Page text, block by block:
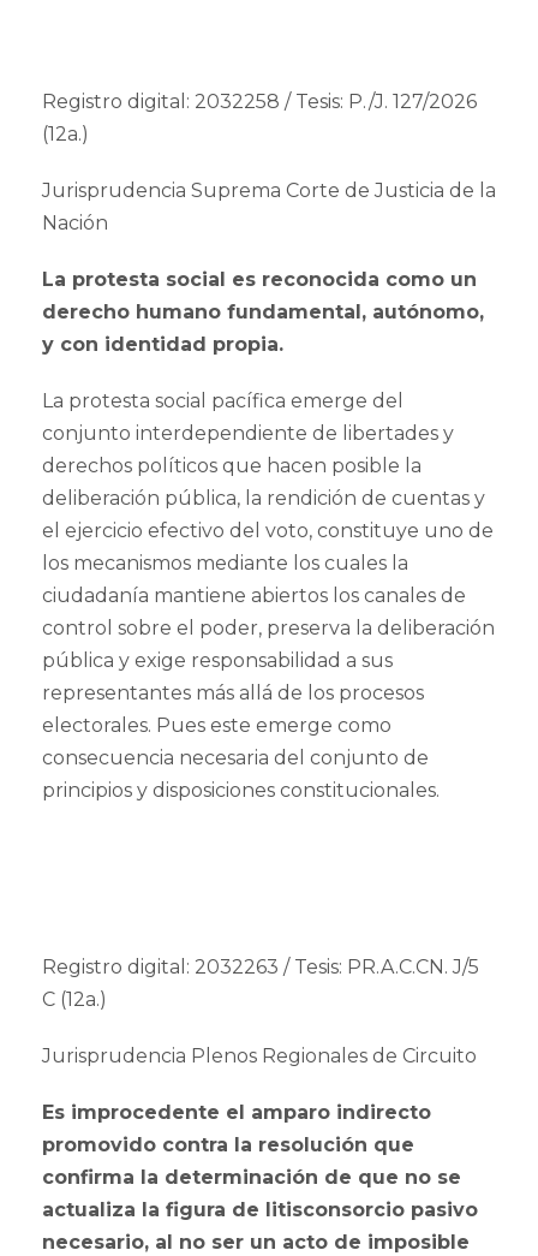
Registro digital: 2032258 / Tesis: P./J. 127/2026
(12a.)
Jurisprudencia Suprema Corte de Justicia de la
Nación
La protesta social es reconocida como un
derecho humano fundamental, autónomo,
y con identidad propia.
La protesta social pacífica emerge del
conjunto interdependiente de libertades y
derechos políticos que hacen posible la
deliberación pública, la rendición de cuentas y
el ejercicio efectivo del voto, constituye uno de
los mecanismos mediante los cuales la
ciudadanía mantiene abiertos los canales de
control sobre el poder, preserva la deliberación
pública y exige responsabilidad a sus
representantes más allá de los procesos
electorales. Pues este emerge como
consecuencia necesaria del conjunto de
principios y disposiciones constitucionales.
Registro digital: 2032263 / Tesis: PR.A.C.CN. J/5
C (12a.)
Jurisprudencia Plenos Regionales de Circuito
Es improcedente el amparo indirecto
promovido contra la resolución que
confirma la determinación de que no se
actualiza la figura de litisconsorcio pasivo
necesario, al no ser un acto de imposible